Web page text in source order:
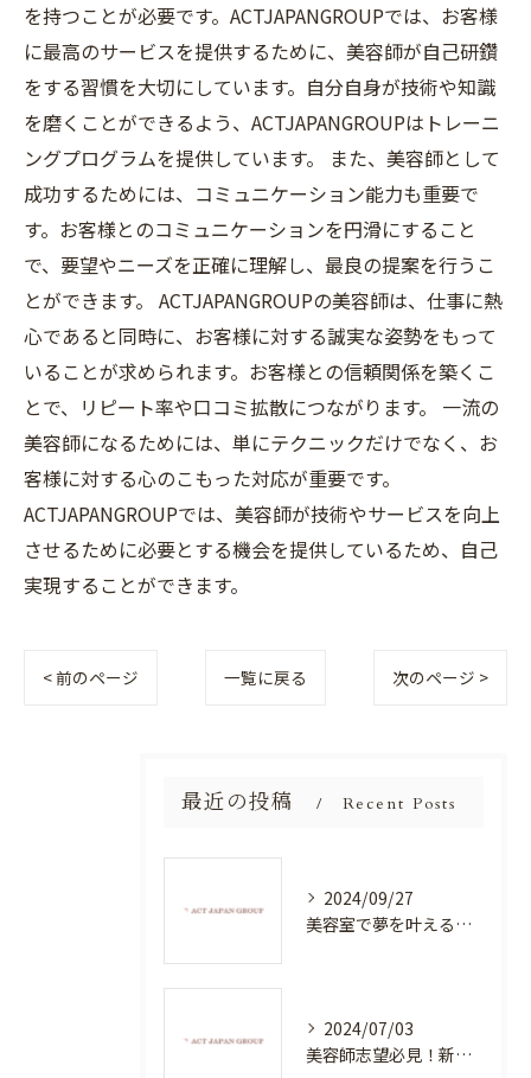
を持つことが必要です。ACTJAPANGROUPでは、お客様
に最高のサービスを提供するために、美容師が自己研鑽
をする習慣を大切にしています。自分自身が技術や知識
を磨くことができるよう、ACTJAPANGROUPはトレーニ
ングプログラムを提供しています。 また、美容師として
成功するためには、コミュニケーション能力も重要で
す。お客様とのコミュニケーションを円滑にすること
で、要望やニーズを正確に理解し、最良の提案を行うこ
とができます。 ACTJAPANGROUPの美容師は、仕事に熱
心であると同時に、お客様に対する誠実な姿勢をもって
いることが求められます。お客様との信頼関係を築くこ
とで、リピート率や口コミ拡散につながります。 一流の
美容師になるためには、単にテクニックだけでなく、お
客様に対する心のこもった対応が重要です。
ACTJAPANGROUPでは、美容師が技術やサービスを向上
させるために必要とする機会を提供しているため、自己
実現することができます。
< 前のページ 一覧に戻る 次のページ >
最近の投稿 Recent Posts
2024/09/27
美容室で夢を叶える！自分を磨く新たなチャンス
2024/07/03
美容師志望必見！新たな価値を創造する美容室でハイレベルな技術を学べる環境